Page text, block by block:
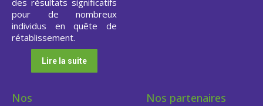
des résultats significatifs
pour de nombreux
individus en quête de
rétablissement.
Lire la suite
Nos
Nos partenaires